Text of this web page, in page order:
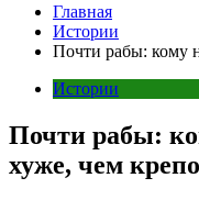
Главная
Истории
Почти рабы: кому
Истории
Почти рабы:
хуже, чем